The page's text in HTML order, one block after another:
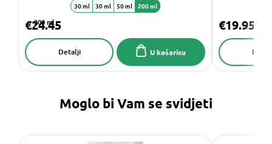
200 ml
€24.45
U košaricu
Detalji
30 ml 30 ml 50 ml 200 ml
€19.95
Moglo bi Vam se svidjeti